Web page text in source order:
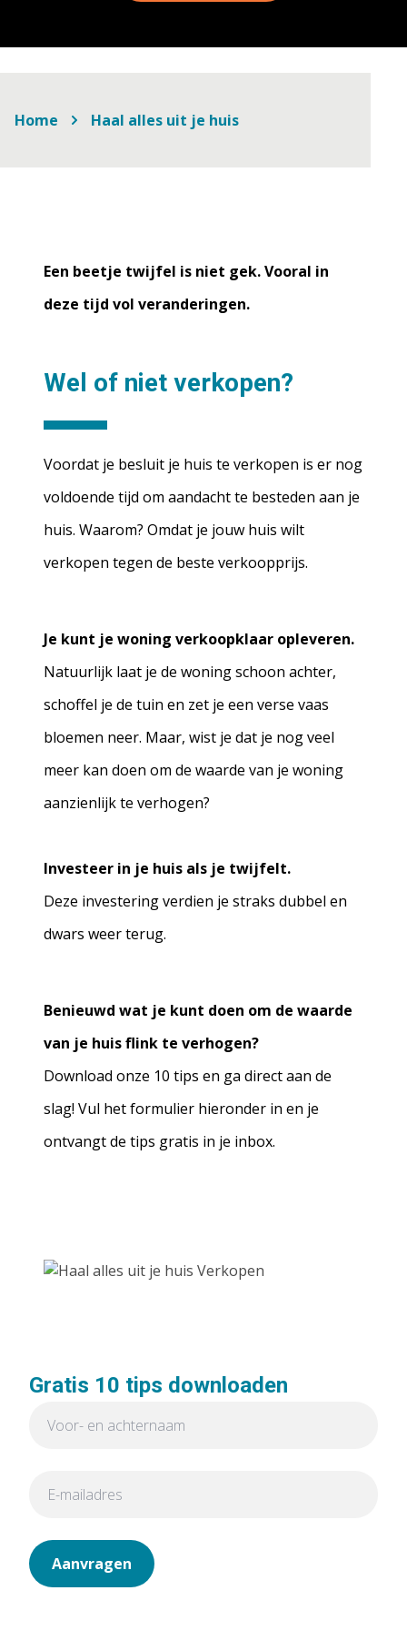
Home Haal alles uit je huis
Een beetje twijfel is niet gek. Vooral in
deze tijd vol veranderingen.
Wel of niet verkopen?
Voordat je besluit je huis te verkopen is er nog
voldoende tijd om aandacht te besteden aan je
huis. Waarom? Omdat je jouw huis wilt
verkopen tegen de beste verkoopprijs.
Je kunt je woning verkoopklaar opleveren.
Natuurlijk laat je de woning schoon achter,
schoffel je de tuin en zet je een verse vaas
bloemen neer. Maar, wist je dat je nog veel
meer kan doen om de waarde van je woning
aanzienlijk te verhogen?
Investeer in je huis als je twijfelt.
Deze investering verdien je straks dubbel en
dwars weer terug.
Benieuwd wat je kunt doen om de waarde
van je huis flink te verhogen?
Download onze 10 tips en ga direct aan de
slag! Vul het formulier hieronder in en je
ontvangt de tips gratis in je inbox.
Gratis 10 tips downloaden
Aanvragen